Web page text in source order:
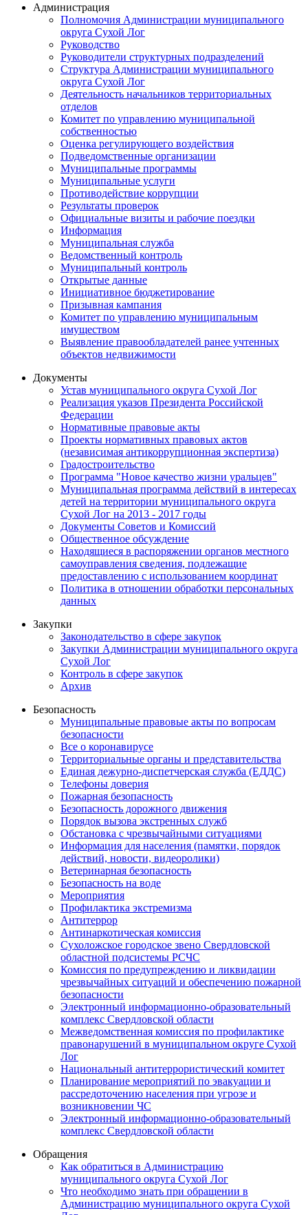
Администрация
Полномочия Администрации муниципального
округа Сухой Лог
Руководство
Руководители структурных подразделений
Структура Администрации муниципального
округа Сухой Лог
Деятельность начальников территориальных
отделов
Комитет по управлению муниципальной
собственностью
Оценка регулирующего воздействия
Подведомственные организации
Муниципальные программы
Муниципальные услуги
Противодействие коррупции
Результаты проверок
Официальные визиты и рабочие поездки
Информация
Муниципальная служба
Ведомственный контроль
Муниципальный контроль
Открытые данные
Инициативное бюджетирование
Призывная кампания
Комитет по управлению муниципальным
имуществом
Выявление правообладателей ранее учтенных
объектов недвижимости
Документы
Устав муниципального округа Сухой Лог
Реализация указов Президента Российской
Федерации
Нормативные правовые акты
Проекты нормативных правовых актов
(независимая антикоррупционная экспертиза)
Градостроительство
Программа "Новое качество жизни уральцев"
Муниципальная программа действий в интересах
детей на территории муниципального округа
Сухой Лог на 2013 - 2017 годы
Документы Советов и Комиссий
Общественное обсуждение
Находящиеся в распоряжении органов местного
самоуправления сведения, подлежащие
предоставлению с использованием координат
Политика в отношении обработки персональных
данных
Закупки
Законодательство в сфере закупок
Закупки Администрации муниципального округа
Сухой Лог
Контроль в сфере закупок
Архив
Безопасность
Муниципальные правовые акты по вопросам
безопасности
Все о коронавирусе
Территориальные органы и представительства
Единая дежурно-диспетчерская служба (ЕДДС)
Телефоны доверия
Пожарная безопасность
Безопасность дорожного движения
Порядок вызова экстренных служб
Обстановка с чрезвычайными ситуациями
Информация для населения (памятки, порядок
действий, новости, видеоролики)
Ветеринарная безопасность
Безопасность на воде
Мероприятия
Профилактика экстремизма
Антитеррор
Антинаркотическая комиссия
Сухоложское городское звено Свердловской
областной подсистемы РСЧС
Комиссия по предупреждению и ликвидации
чрезвычайных ситуаций и обеспечению пожарной
безопасности
Электронный информационно-образовательный
комплекс Cвердловской области
Межведомственная комиссия по профилактике
правонарушений в муниципальном округе Сухой
Лог
Национальный антитеррористический комитет
Планирование мероприятий по эвакуации и
рассредоточению населения при угрозе и
возникновении ЧС
Электронный информационно-образовательный
комплекс Свердловской области
Обращения
Как обратиться в Администрацию
муниципального округа Сухой Лог
Что необходимо знать при обращении в
Администрацию муниципального округа Сухой